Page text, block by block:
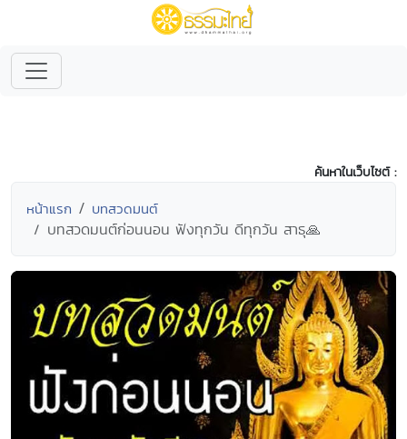
ค้นหาในเว็บไซต์ :
หน้าแรก บทสวดมนต์
บทสวดมนต์ก่อนนอน ฟังทุกวัน ดีทุกวัน สาธุ🙏